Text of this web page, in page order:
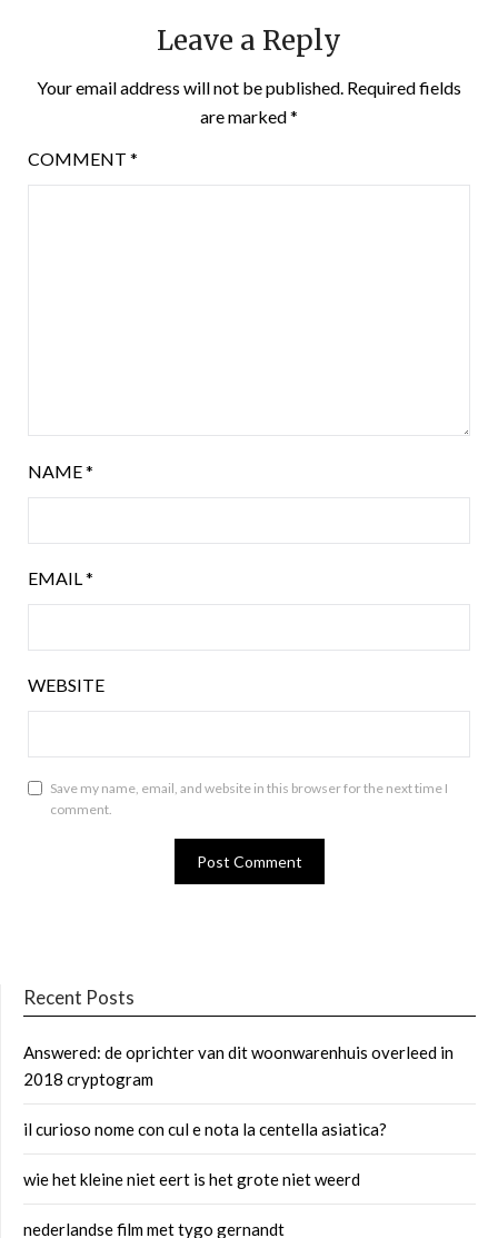
Leave a Reply
Your email address will not be published. Required fields
are marked*
COMMENT *
NAME*
EMAIL*
WEBSITE
Save my name, email, and website in this browser for the next time I
comment.
Recent Posts
Answered: de oprichter van dit woonwarenhuis overleed in
2018 cryptogram
il curioso nome con cul e nota la centella asiatica?
wie het kleine niet eert is het grote niet weerd
nederlandse film met tygo gernandt